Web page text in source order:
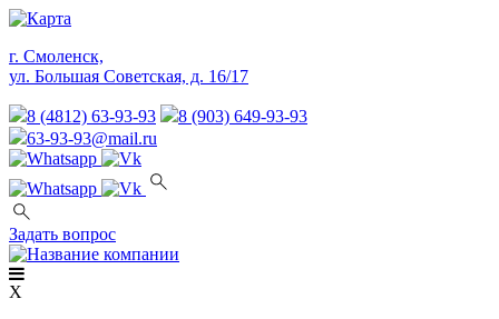
г. Смоленск,
ул. Большая Советская, д. 16/17
8 (4812) 63-93-93
8 (903) 649-93-93
63-93-93@mail.ru
Задать вопрос
X